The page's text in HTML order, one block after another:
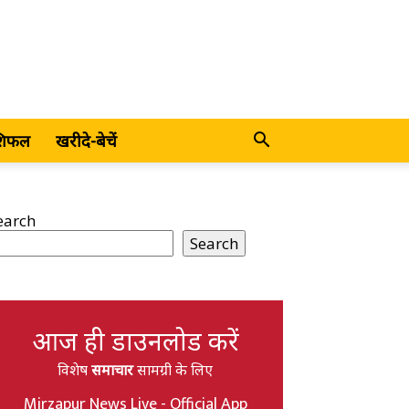
खरीदे-बेचें
Search
आज ही डाउनलोड करें
विशेषसमाचारसामग्री के लिए